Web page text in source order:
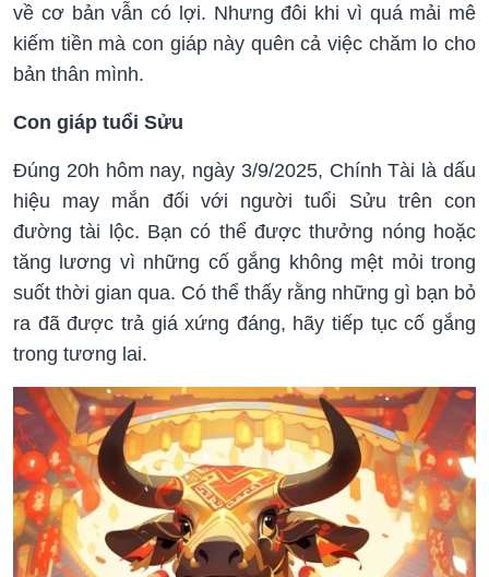
về cơ bản vẫn có lợi. Nhưng đôi khi vì quá mải mê
kiếm tiền mà con giáp này quên cả việc chăm lo cho
bản thân mình.
Con giáp tuổi Sửu
Đúng 20h hôm nay, ngày 3/9/2025, Chính Tài là dấu
hiệu may mắn đối với người tuổi Sửu trên con
đường tài lộc. Bạn có thể được thưởng nóng hoặc
tăng lương vì những cố gắng không mệt mỏi trong
suốt thời gian qua. Có thể thấy rằng những gì bạn bỏ
ra đã được trả giá xứng đáng, hãy tiếp tục cố gắng
trong tương lai.